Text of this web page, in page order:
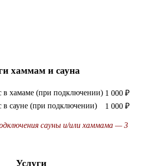
хаммам и сауна
в хамаме (при подключении) 1 000 ₽
в сауне (при подключении)
1 000 ₽
сауны и/или хаммама — 3
Услуги